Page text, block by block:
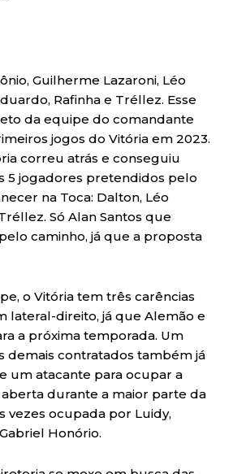
Guilherme Lazaroni, Léo
Rafinha e Tréllez. Esse
da equipe do comandante
jogos do Vitória em 2023.
correu atrás e conseguiu
5 jogadores pretendidos pelo
na Toca: Dalton, Léo
Só Alan Santos que
caminho, já que a proposta
o Vitória tem três carências
lateral-direito, já que Alemão e
a próxima temporada. Um
demais contratados também já
um atacante para ocupar a
durante a maior parte da
vezes ocupada por Luidy,
Honório.